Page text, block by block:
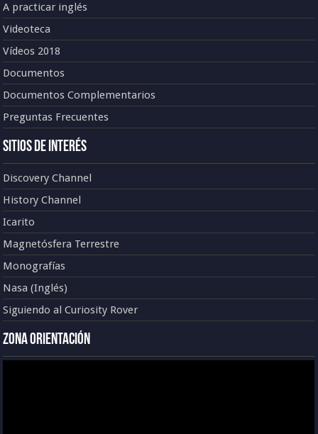
A practicar inglés
Videoteca
Vídeos 2018
Documentos
Documentos Complementarios
Preguntas Frecuentes
Sitios de Interés
Discovery Channel
History Channel
Icarito
Magnetósfera Terrestre
Monografías
Nasa (Inglés)
Siguiendo al Curiosity Rover
Zona Orientación